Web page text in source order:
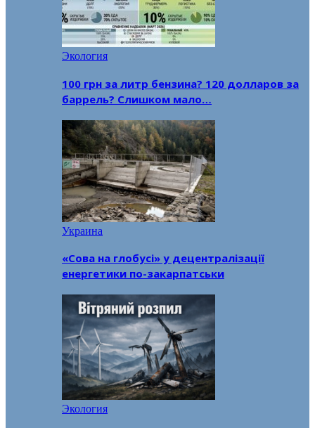
Экология
100 грн за литр бензина? 120 долларов за
баррель? Слишком мало…
Украина
«Сова на глобусі» у децентралізації
енергетики по-закарпатськи
Экология